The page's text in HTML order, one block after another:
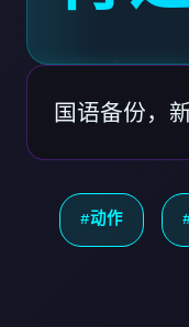
国语备份，
#动作